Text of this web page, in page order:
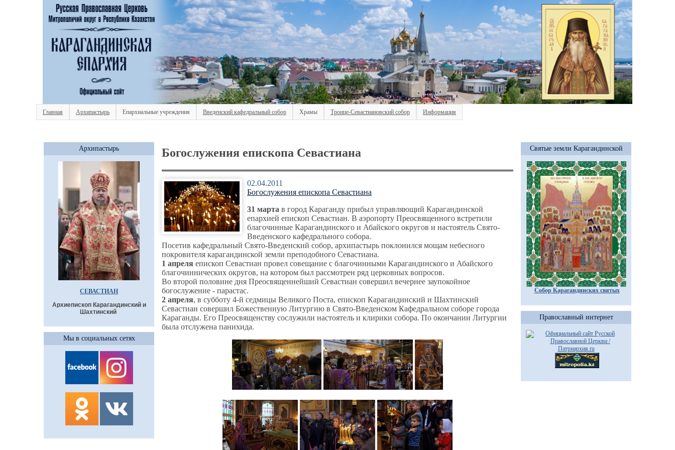
Главная Архипастырь Епархиальные учреждения Введенский кафедральный собор Храмы Троице-Севастиановский собор Информация
Архипастырь
СЕВАСТИАН
Архиепископ Карагандинский и
Шахтинский
Мы в социальных сетях
Богослужения епископа Севастиана
02.04.2011
Богослужения епископа Севастиана
31 марта в город Караганду прибыл управляющий Карагандинской
епархией епископ Севастиан. В аэропорту Преосвященного встретили
благочинные Карагандинского и Абайского округов и настоятель Свято-
Введенского кафедрального собора.
Посетив кафедральный Свято-Введенский собор, архипастырь поклонился мощам небесного
покровителя карагандинской земли преподобного Севастиана.
1 апреля епископ Севастиан провел совещание с благочинными Карагандинского и Абайского
благочиннических округов, на котором был рассмотрен ряд церковных вопросов.
Во второй половине дня Преосвященнейший Севастиан совершил вечернее заупокойное
богослужение - парастас.
2 апреля, в субботу 4-й седмицы Великого Поста, епископ Карагандинский и Шахтинский
Севастиан совершил Божественную Литургию в Свято-Введенском Кафедральном соборе города
Караганды. Его Преосвященству сослужили настоятель и клирики собора. По окончании Литургии
была отслужена панихида.
Святые земли Карагандинской
Собор Карагандинских святых
Православный интернет